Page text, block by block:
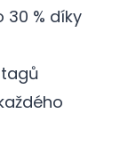
% díky